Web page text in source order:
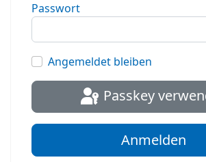
Passwort
Angemeldet bleiben
Passkey
Anmelden